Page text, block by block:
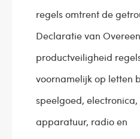
regels omtrent de
Declaratie van
productveiligheid
voornamelijk op letten
speelgoed,
apparatuur, radio en